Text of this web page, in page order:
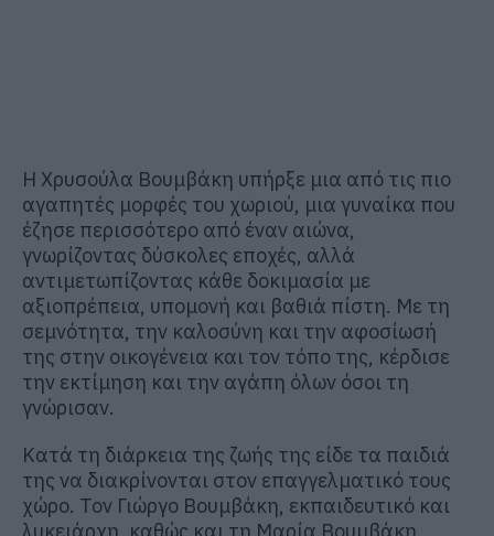
Η Χρυσούλα Βουμβάκη υπήρξε μια από τις πιο
αγαπητές μορφές του χωριού, μια γυναίκα που
έζησε περισσότερο από έναν αιώνα,
γνωρίζοντας δύσκολες εποχές, αλλά
αντιμετωπίζοντας κάθε δοκιμασία με
αξιοπρέπεια, υπομονή και βαθιά πίστη. Με τη
σεμνότητα, την καλοσύνη και την αφοσίωσή
της στην οικογένεια και τον τόπο της, κέρδισε
την εκτίμηση και την αγάπη όλων όσοι τη
γνώρισαν.
Κατά τη διάρκεια της ζωής της είδε τα παιδιά
της να διακρίνονται στον επαγγελματικό τους
χώρο. Τον Γιώργο Βουμβάκη, εκπαιδευτικό και
λυκειάρχη, καθώς και τη Μαρία Βουμβάκη,